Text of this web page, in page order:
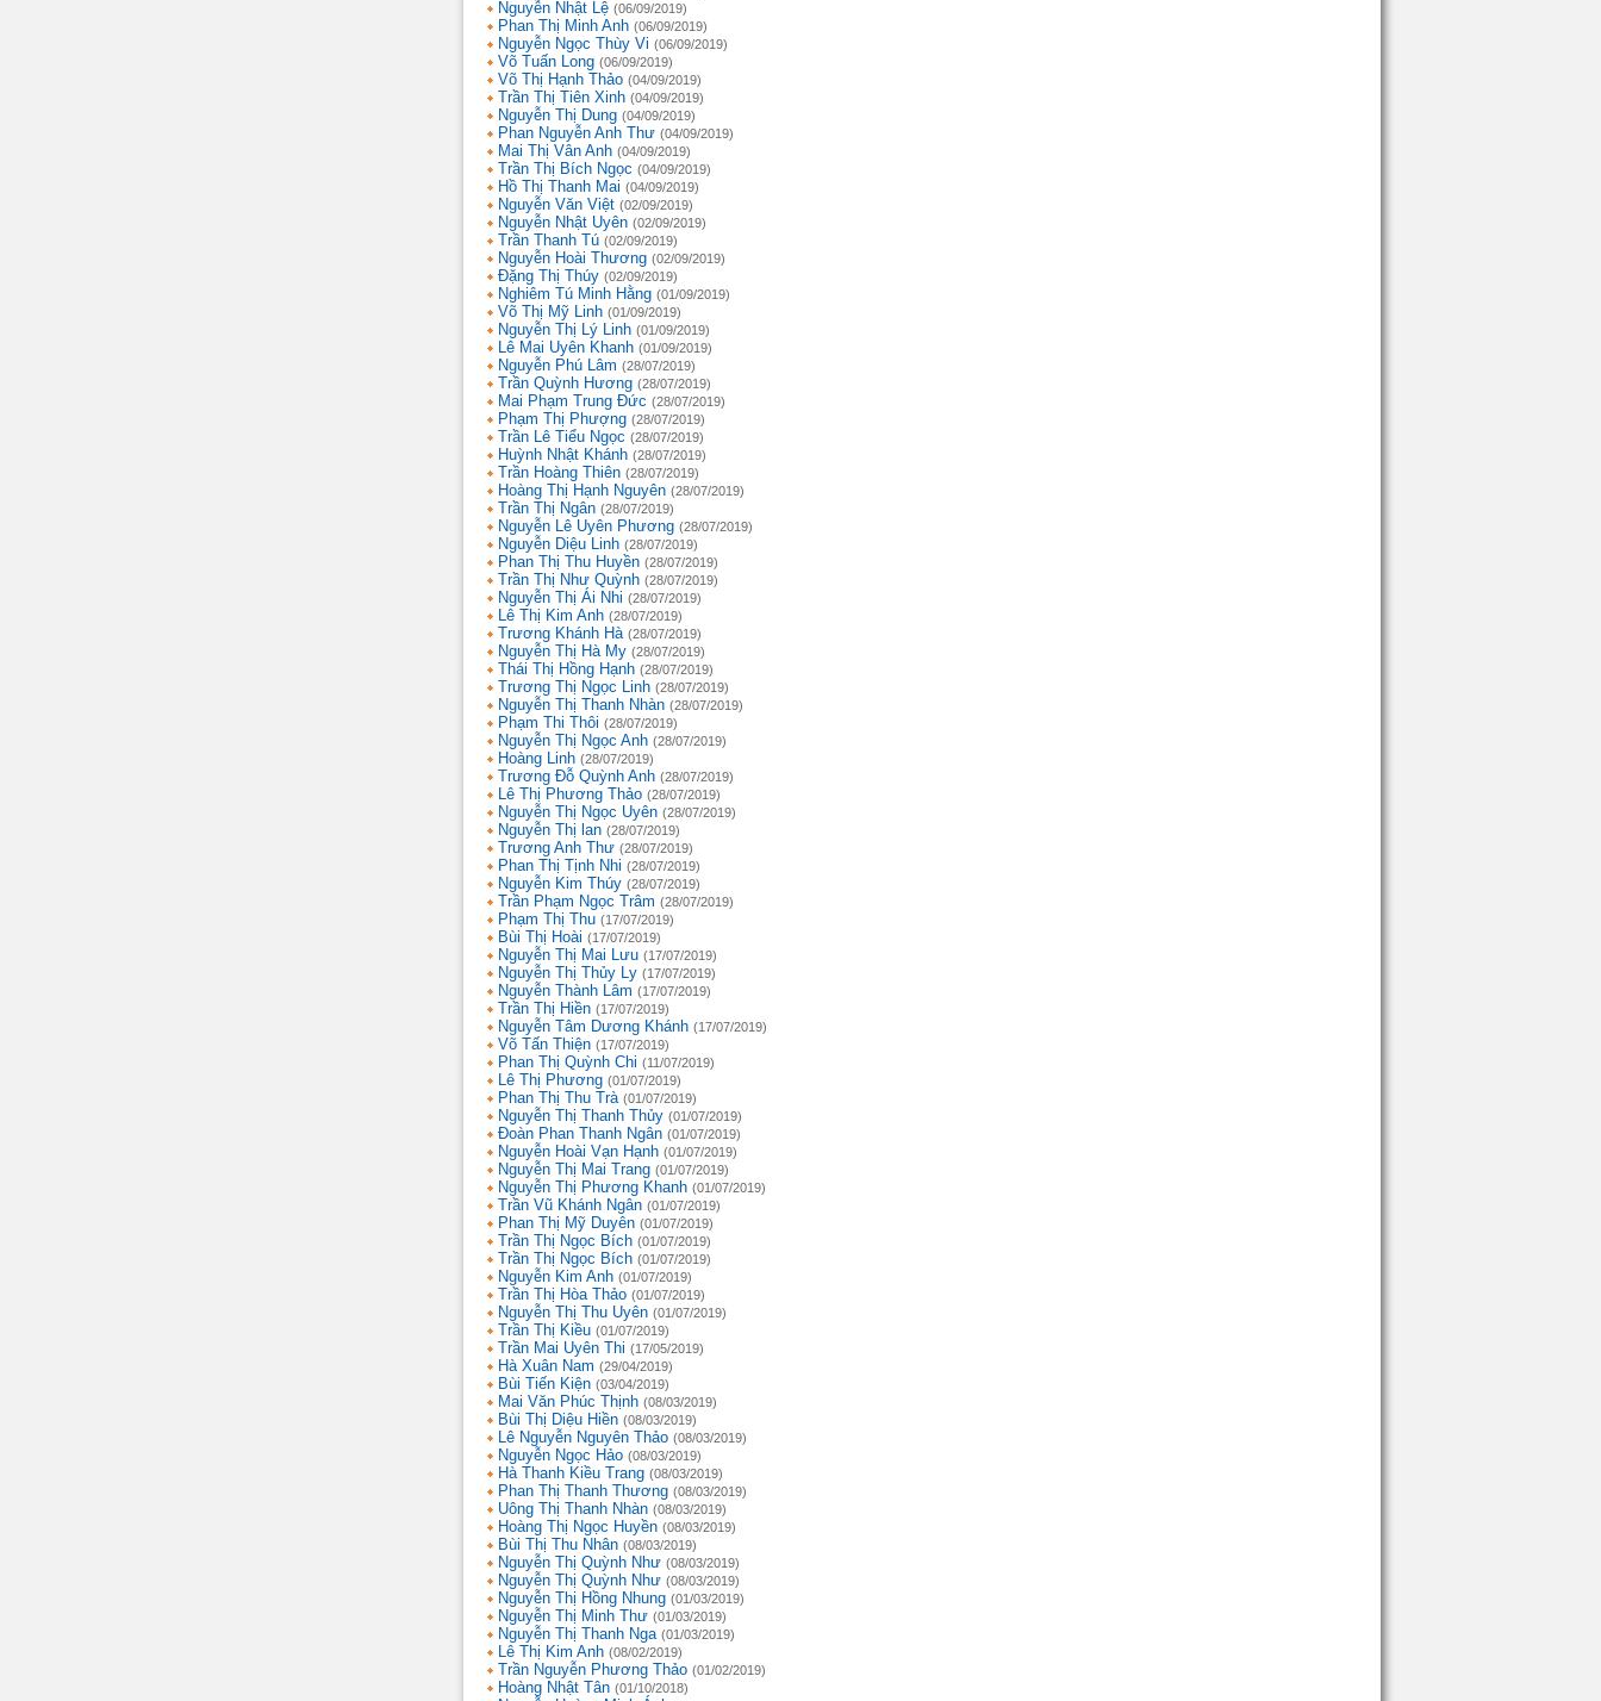
Nguyễn Nhật Lệ (06/09/2019)
Phan Thị Minh Anh (06/09/2019)
Nguyễn Ngọc Thùy Vi (06/09/2019)
Võ Tuấn Long (06/09/2019)
Võ Thị Hạnh Thảo (04/09/2019)
Trần Thị Tiên Xinh (04/09/2019)
Nguyễn Thị Dung (04/09/2019)
Phan Nguyễn Anh Thư (04/09/2019)
Mai Thị Vân Anh (04/09/2019)
Trần Thị Bích Ngọc (04/09/2019)
Hồ Thị Thanh Mai (04/09/2019)
Nguyễn Văn Việt (02/09/2019)
Nguyễn Nhật Uyên (02/09/2019)
Trần Thanh Tú (02/09/2019)
Nguyễn Hoài Thương (02/09/2019)
Đặng Thị Thúy (02/09/2019)
Nghiêm Tú Minh Hằng (01/09/2019)
Võ Thị Mỹ Linh (01/09/2019)
Nguyễn Thị Lý Linh (01/09/2019)
Lê Mai Uyên Khanh (01/09/2019)
Nguyễn Phú Lâm (28/07/2019)
Trần Quỳnh Hương (28/07/2019)
Mai Phạm Trung Đức (28/07/2019)
Phạm Thị Phượng (28/07/2019)
Trần Lê Tiểu Ngọc (28/07/2019)
Huỳnh Nhật Khánh (28/07/2019)
Trần Hoàng Thiên (28/07/2019)
Hoàng Thị Hạnh Nguyên (28/07/2019)
Trần Thị Ngân (28/07/2019)
Nguyễn Lê Uyên Phương (28/07/2019)
Nguyễn Diệu Linh (28/07/2019)
Phan Thị Thu Huyền (28/07/2019)
Trần Thị Như Quỳnh (28/07/2019)
Nguyễn Thị Ái Nhi (28/07/2019)
Lê Thị Kim Anh (28/07/2019)
Trương Khánh Hà (28/07/2019)
Nguyễn Thị Hà My (28/07/2019)
Thái Thị Hồng Hạnh (28/07/2019)
Trương Thị Ngọc Linh (28/07/2019)
Nguyễn Thị Thanh Nhàn (28/07/2019)
Phạm Thi Thôi (28/07/2019)
Nguyễn Thị Ngọc Anh (28/07/2019)
Hoàng Linh (28/07/2019)
Trương Đỗ Quỳnh Anh (28/07/2019)
Lê Thị Phương Thảo (28/07/2019)
Nguyễn Thị Ngọc Uyên (28/07/2019)
Nguyễn Thị lan (28/07/2019)
Trương Anh Thư (28/07/2019)
Phan Thị Tịnh Nhi (28/07/2019)
Nguyễn Kim Thúy (28/07/2019)
Trần Phạm Ngọc Trâm (28/07/2019)
Phạm Thị Thu (17/07/2019)
Bùi Thị Hoài (17/07/2019)
Nguyễn Thị Mai Lưu (17/07/2019)
Nguyễn Thị Thủy Ly (17/07/2019)
Nguyễn Thành Lâm (17/07/2019)
Trần Thị Hiền (17/07/2019)
Nguyễn Tâm Dương Khánh (17/07/2019)
Võ Tấn Thiện (17/07/2019)
Phan Thị Quỳnh Chi (11/07/2019)
Lê Thị Phương (01/07/2019)
Phan Thị Thu Trà (01/07/2019)
Nguyễn Thị Thanh Thủy (01/07/2019)
Đoàn Phan Thanh Ngân (01/07/2019)
Nguyễn Hoài Vạn Hạnh (01/07/2019)
Nguyễn Thị Mai Trang (01/07/2019)
Nguyễn Thị Phương Khanh (01/07/2019)
Trần Vũ Khánh Ngân (01/07/2019)
Phan Thị Mỹ Duyên (01/07/2019)
Trần Thị Ngọc Bích (01/07/2019)
Trần Thị Ngọc Bích (01/07/2019)
Nguyễn Kim Anh (01/07/2019)
Trần Thị Hòa Thảo (01/07/2019)
Nguyễn Thị Thu Uyên (01/07/2019)
Trần Thị Kiều (01/07/2019)
Trần Mai Uyên Thi (17/05/2019)
Hà Xuân Nam (29/04/2019)
Bùi Tiến Kiện (03/04/2019)
Mai Văn Phúc Thịnh (08/03/2019)
Bùi Thị Diệu Hiền (08/03/2019)
Lê Nguyễn Nguyên Thảo (08/03/2019)
Nguyễn Ngọc Hảo (08/03/2019)
Hà Thanh Kiều Trang (08/03/2019)
Phan Thị Thanh Thương (08/03/2019)
Uông Thị Thanh Nhàn (08/03/2019)
Hoàng Thị Ngọc Huyền (08/03/2019)
Bùi Thị Thu Nhân (08/03/2019)
Nguyễn Thị Quỳnh Như (08/03/2019)
Nguyễn Thị Quỳnh Như (08/03/2019)
Nguyễn Thị Hồng Nhung (01/03/2019)
Nguyễn Thị Minh Thư (01/03/2019)
Nguyễn Thị Thanh Nga (01/03/2019)
Lê Thị Kim Anh (08/02/2019)
Trần Nguyễn Phương Thảo (01/02/2019)
Hoàng Nhật Tân (01/10/2018)